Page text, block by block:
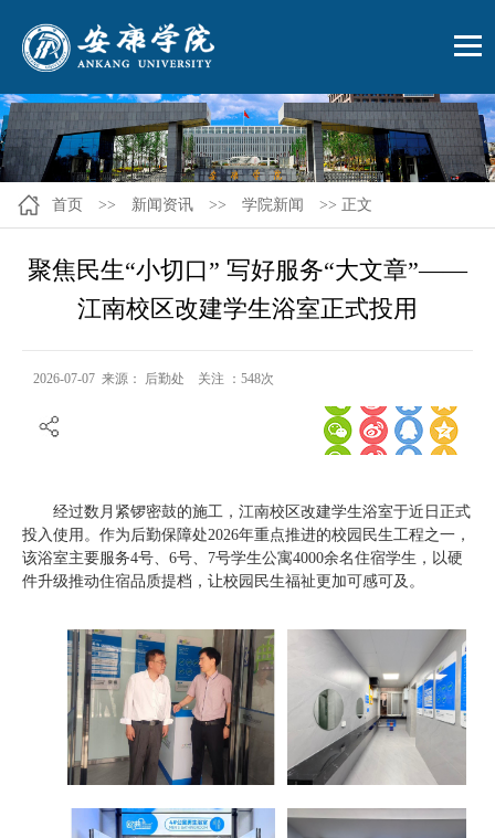
首页 >> 新闻资讯 >> 学院新闻 >> 正文
聚焦民生“小切口” 写好服务“大文章”——
江南校区改建学生浴室正式投用
2026-07-07 来源： 后勤处 关注 ： 548次
经过数月紧锣密鼓的施工，江南校区改建学生浴室于近日正式
投入使用。作为后勤保障处2026年重点推进的校园民生工程之一，
该浴室主要服务4号、6号、7号学生公寓4000余名住宿学生，以硬
件升级推动住宿品质提档，让校园民生福祉更加可感可及。